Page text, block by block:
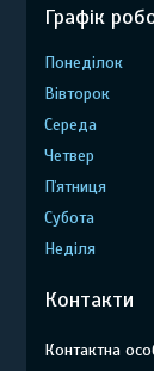
Графік
Понеділок
Вівторок
Середа
Четвер
Пʼятниця
Субота
Неділя
Контакти